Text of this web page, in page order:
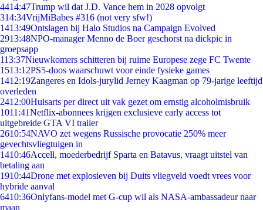
4414:47Trump wil dat J.D. Vance hem in 2028 opvolgt
314:34VrijMiBabes #316 (not very sfw!)
1413:49Ontslagen bij Halo Studios na Campaign Evolved
2913:48NPO-manager Menno de Boer geschorst na dickpic in
groepsapp
113:37Nieuwkomers schitteren bij ruime Europese zege FC Twente
1513:12PS5-doos waarschuwt voor einde fysieke games
1412:19Zangeres en Idols-jurylid Jerney Kaagman op 79-jarige leeftijd
overleden
2412:00Huisarts per direct uit vak gezet om ernstig alcoholmisbruik
1011:41Netflix-abonnees krijgen exclusieve early access tot
uitgebreide GTA VI trailer
2610:54NAVO zet wegens Russische provocatie 250% meer
gevechtsvliegtuigen in
1410:46Accell, moederbedrijf Sparta en Batavus, vraagt uitstel van
betaling aan
1910:44Drone met explosieven bij Duits vliegveld voedt vrees voor
hybride aanval
6410:36Onlyfans-model met G-cup wil als NASA-ambassadeur naar
maan